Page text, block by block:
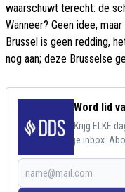
waarschuwt terecht: de
Wanneer? Geen idee,
Brussel is geen redding,
nog aan; deze Brusselse
Word lid
Krijg ELKE
je inbox.